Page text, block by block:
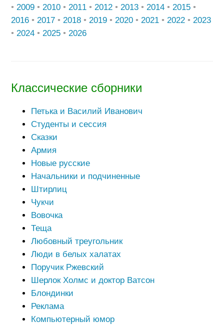
• 2009 • 2010 • 2011 • 2012 • 2013 • 2014 • 2015 •
2016 • 2017 • 2018 • 2019 • 2020 • 2021 • 2022 • 2023
• 2024 • 2025 • 2026
Классические сборники
Петька и Василий Иванович
Студенты и сессия
Сказки
Армия
Новые русские
Начальники и подчиненные
Штирлиц
Чукчи
Вовочка
Теща
Любовный треугольник
Люди в белых халатах
Поручик Ржевский
Шерлок Холмс и доктор Ватсон
Блондинки
Реклама
Компьютерный юмор